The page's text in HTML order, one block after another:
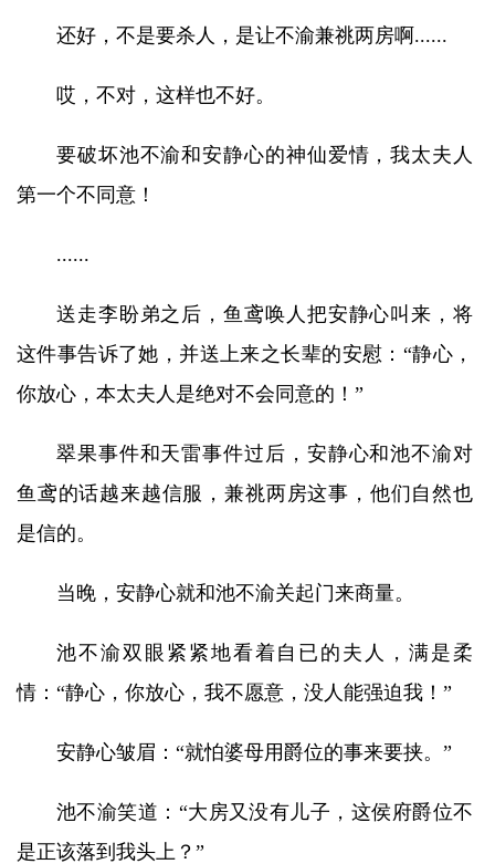
还好，不是要杀人，是让不渝兼祧两房啊......
哎，不对，这样也不好。
要破坏池不渝和安静心的神仙爱情，我太夫人
第一个不同意！
......
送走李盼弟之后，鱼鸢唤人把安静心叫来，将
这件事告诉了她，并送上来之长辈的安慰：“静心，
你放心，本太夫人是绝对不会同意的！”
翠果事件和天雷事件过后，安静心和池不渝对
鱼鸢的话越来越信服，兼祧两房这事，他们自然也
是信的。
当晚，安静心就和池不渝关起门来商量。
池不渝双眼紧紧地看着自已的夫人，满是柔
情：“静心，你放心，我不愿意，没人能强迫我！”
安静心皱眉：“就怕婆母用爵位的事来要挟。”
池不渝笑道：“大房又没有儿子，这侯府爵位不
是正该落到我头上？”